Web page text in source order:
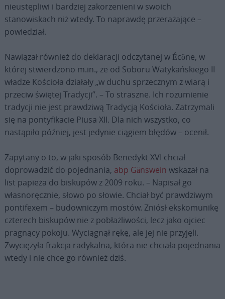
nieustępliwi i bardziej zakorzenieni w swoich
stanowiskach niż wtedy. To naprawdę przerażające –
powiedział.
Nawiązał również do deklaracji odczytanej w Écône, w
której stwierdzono m.in., że od Soboru Watykańskiego II
władze Kościoła działały „w duchu sprzecznym z wiarą i
przeciw świętej Tradycji”. – To straszne. Ich rozumienie
tradycji nie jest prawdziwą Tradycją Kościoła. Zatrzymali
się na pontyfikacie Piusa XII. Dla nich wszystko, co
nastąpiło później, jest jedynie ciągiem błędów – ocenił.
Zapytany o to, w jaki sposób Benedykt XVI chciał
doprowadzić do pojednania, abp Gänswein wskazał na
list papieża do biskupów z 2009 roku. – Napisał go
własnoręcznie, słowo po słowie. Chciał być prawdziwym
pontifexem – budowniczym mostów. Zniósł ekskomunikę
czterech biskupów nie z pobłażliwości, lecz jako ojciec
pragnący pokoju. Wyciągnął rękę, ale jej nie przyjęli.
Zwyciężyła frakcja radykalna, która nie chciała pojednania
wtedy i nie chce go również dziś.